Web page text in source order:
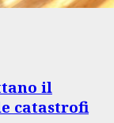
il
catastrofi